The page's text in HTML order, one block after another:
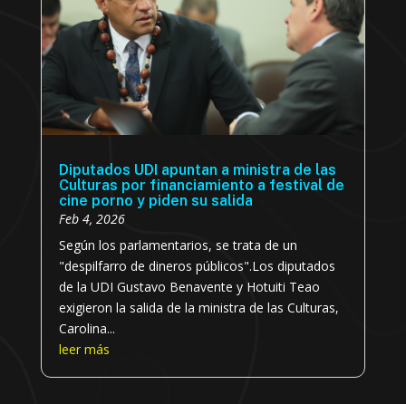
Diputados UDI apuntan a ministra de las
Culturas por financiamiento a festival de
cine porno y piden su salida
Feb 4, 2026
Según los parlamentarios, se trata de un
"despilfarro de dineros públicos".Los diputados
de la UDI Gustavo Benavente y Hotuiti Teao
exigieron la salida de la ministra de las Culturas,
Carolina...
leer más